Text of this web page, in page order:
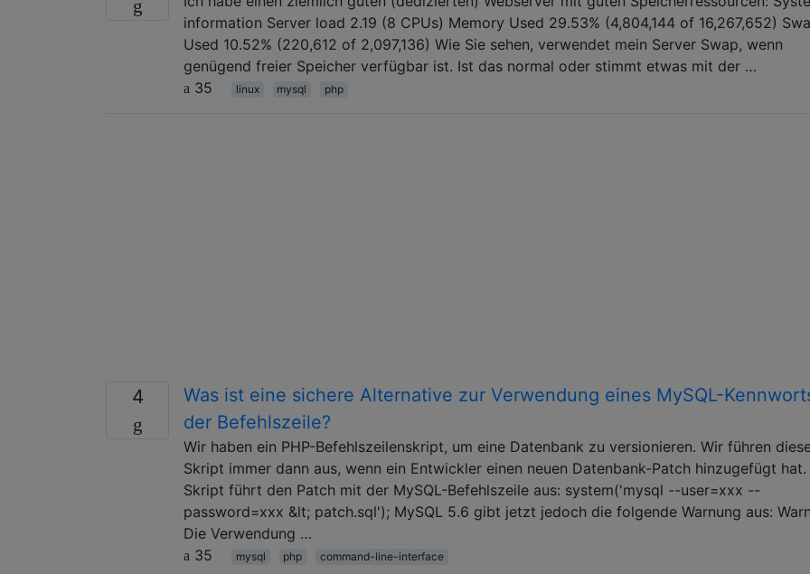
information Server load 2.19 (8 CPUs) Memory Used 29.53% (4,804,144 of 16,267,652)
Used 10.52% (220,612 of 2,097,136) Wie Sie sehen, verwendet mein Server Swap, wenn
genügend freier Speicher verfügbar ist. Ist das normal oder stimmt etwas mit der …
35
linux mysql php
4
Was ist eine sichere Alternative zur Verwendung eines MySQL-
der Befehlszeile?
Wir haben ein PHP-Befehlszeilenskript, um eine Datenbank zu versionieren. Wir führen
Skript immer dann aus, wenn ein Entwickler einen neuen Datenbank-Patch hinzugefügt hat.
Skript führt den Patch mit der MySQL-Befehlszeile aus: system('mysql --user=xxx --
password=xxx &lt; patch.sql'); MySQL 5.6 gibt jetzt jedoch die folgende Warnung aus:
Die Verwendung …
35
mysql php command-line-interface